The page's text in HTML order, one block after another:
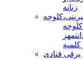
زنانه
مهر
برقی قنادی